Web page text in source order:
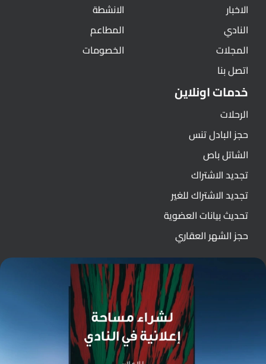
الاخبار
النادي
المجلات
اتصل بنا
الانشطة
المطاعم
الخصومات
خدمات اونلاين
الرحلات
حجز البادل تنس
الشاتل باص
تجديد الاشتراك
تجديد الاشتراك للغير
تحديث بيانات العضوية
حجز الشهر العقاري